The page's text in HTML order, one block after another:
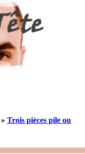
» Trois pièces pile ou